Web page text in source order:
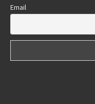
Email